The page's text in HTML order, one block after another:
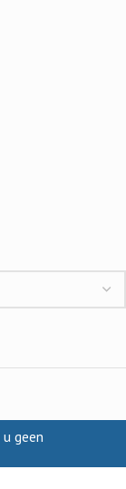
geen